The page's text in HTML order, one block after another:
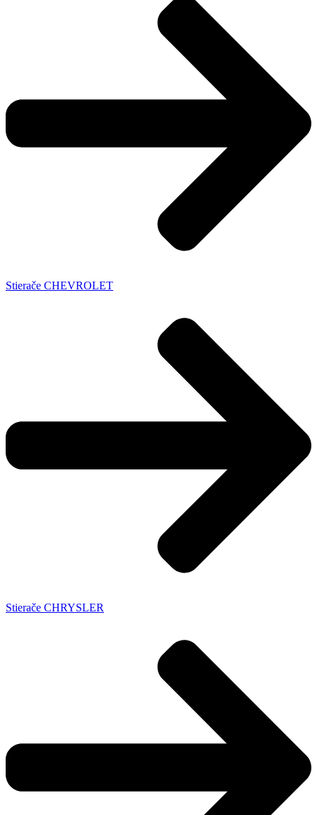
Stierače CHEVROLET
Stierače CHRYSLER